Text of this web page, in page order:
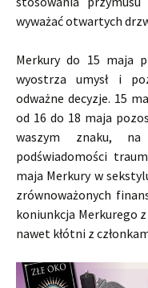
wyważać otwartych
Merkury do 15 maja
wyostrza umysł i
odważne decyzje. 15
od 16 do 18 maja
waszym znaku,
podświadomości
maja Merkury w
zrównoważonych
koniunkcja Merkurego
nawet kłótni z